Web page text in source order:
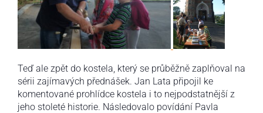
Teď ale zpět do kostela, který se průběžně zaplňoval na
sérii zajímavých přednášek. Jan Lata připojil ke
komentované prohlídce kostela i to nejpodstatnější z
jeho stoleté historie. Následovalo povídání Pavla